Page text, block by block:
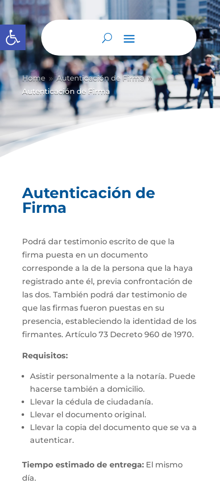
Abrir barra de herramientas
Home 9 Autenticación de Firma 9
Autenticación de Firma
Autenticación de
Firma
Podrá dar testimonio escrito de que la
firma puesta en un documento
corresponde a la de la persona que la haya
registrado ante él, previa confrontación de
las dos. También podrá dar testimonio de
que las firmas fueron puestas en su
presencia, estableciendo la identidad de los
firmantes. Artículo 73 Decreto 960 de 1970.
Requisitos:
Asistir personalmente a la notaría. Puede
hacerse también a domicilio.
Llevar la cédula de ciudadanía.
Llevar el documento original.
Llevar la copia del documento que se va a
autenticar.
Tiempo estimado de entrega:El mismo
día.